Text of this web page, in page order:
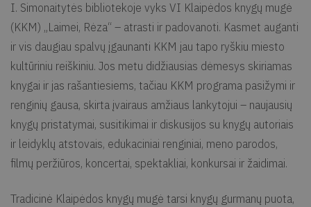
I. Simonaitytės bibliotekoje vyks VI Klaipėdos knygų mugė
(KKM) „Laimei, Rėza“ – atrasti ir padovanoti. Kasmet auganti
ir vis daugiau spalvų įgaunanti KKM jau tapo ryškiu miesto
kultūriniu reiškiniu. Jos metu didžiausias dėmesys skiriamas
knygai ir jas rašantiesiems, tačiau KKM programa pasižymi ir
renginių gausa, skirta įvairaus amžiaus lankytojui – naujausių
knygų pristatymai, susitikimai ir diskusijos su knygų autoriais
ir leidyklų atstovais, edukaciniai renginiai, meno parodos,
filmų peržiūros, koncertai, spektakliai, konkursai ir žaidimai.
Tradicinė Klaipėdos knygų mugė tarsi knygų gurmanų puota,